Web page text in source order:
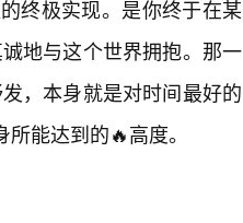
终极实现。是你终于在某
地与这个世界拥抱。那一
，本身就是对时间最好的
能达到的🔥高度。